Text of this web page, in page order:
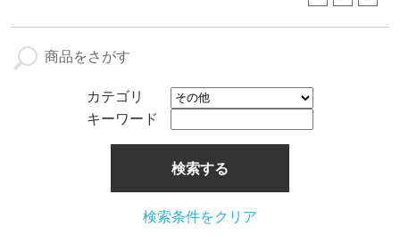
商品をさがす
カテゴリ
キーワード
検索条件をクリア